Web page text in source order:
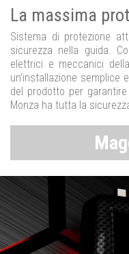
La massima
Sistema di protezione
sicurezza nella guida.
elettrici e meccanici
un’installazione
del prodotto per
Monza ha tutta la